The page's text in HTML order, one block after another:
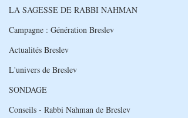
LA SAGESSE DE RABBI NAHMAN
Campagne : Génération Breslev
Actualités Breslev
L'univers de Breslev
SONDAGE
Conseils - Rabbi Nahman de Breslev